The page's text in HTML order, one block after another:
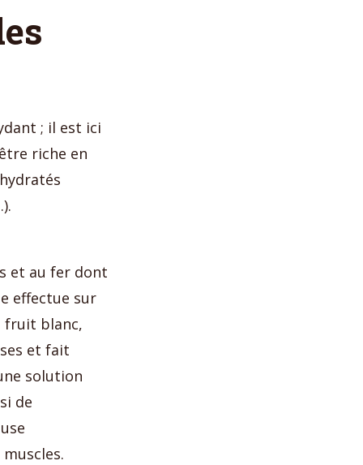
; il est ici
riche en
et au fer dont
effectue sur
fruit blanc,
et fait
solution
de